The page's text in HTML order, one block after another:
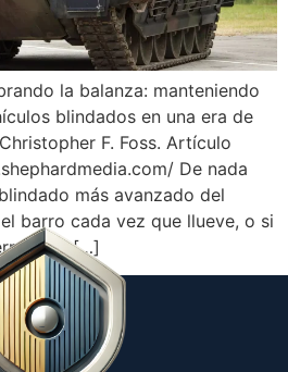
la balanza: manteniendo
blindados en una era de
F. Foss. Artículo
De nada
más avanzado del
barro cada vez que llueve, o si
[…]